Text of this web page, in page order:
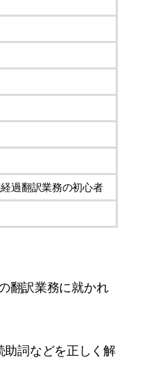
過翻訳業務の初心者
翻訳業務に就かれ
助詞などを正しく解